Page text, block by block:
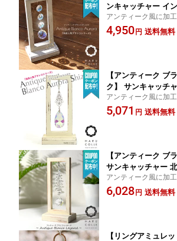
ンキャッチャー イ
貨 木製 スタンド 置
関 開運 風水 アンテ
アンティーク風に加
サンキャッチャーで
のインテリア雑貨と
4,950 円 送料無料
【アンティーク ブ
ク】 サンキャッチ
スタンド 置物 置き
小物 アンティーク
アンティーク風に加
サンキャッチャーで
のインテリア雑貨と
5,071 円 送料無料
【アンティーク ブ
サンキャッチャー
ィーク 木製 スタン
デスク 開運 風水 小
アンティーク風に加
サンキャッチャーで
のインテリア雑貨と
6,028 円 送料無料
【リングアミュレ